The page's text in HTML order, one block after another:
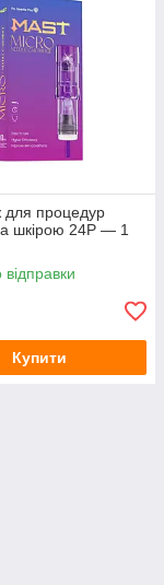
для процедур
шкірою 24P — 1
Купити